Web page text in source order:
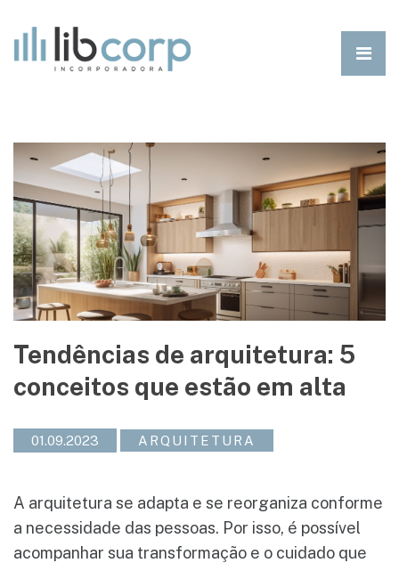
Tendências de arquitetura: 5
conceitos que estão em alta
01.09.2023 ARQUITETURA
A arquitetura se adapta e se reorganiza conforme
a necessidade das pessoas. Por isso, é possível
acompanhar sua transformação e o cuidado que